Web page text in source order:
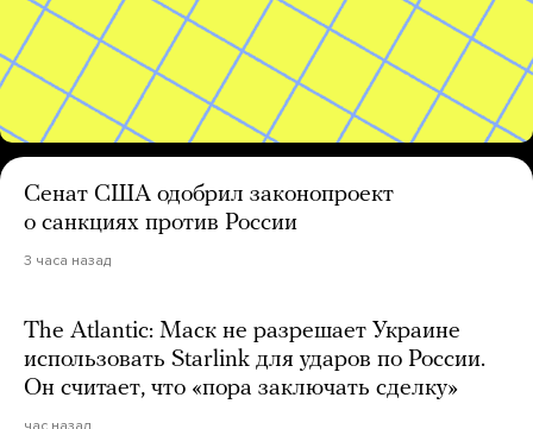
Сенат США одобрил законопроект
о санкциях против России
3 часа назад
The Atlantic: Маск не разрешает Украине
использовать Starlink для ударов по России.
Он считает, что «пора заключать сделку»
час назад